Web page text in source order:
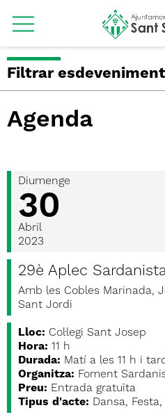
Filtrar
Agenda
Diumenge
30
Abril
2023
29è Aplec
Amb les Cobles Marinada,
Sant Jordi
Lloc: Col·legi Sant Josep
Hora: 11 h
Durada: Matí a les 11 h i
Organitza: Foment
Preu: Entrada gratuïta
Tipus d'acte: Dansa,